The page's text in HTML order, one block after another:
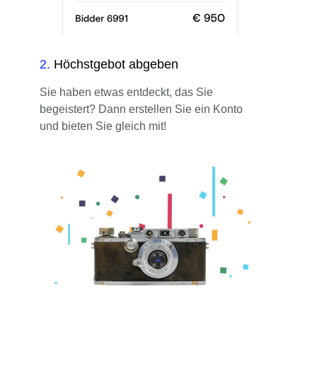
2. Höchstgebot abgeben
Sie haben etwas entdeckt, das Sie
begeistert? Dann erstellen Sie ein Konto
und bieten Sie gleich mit!